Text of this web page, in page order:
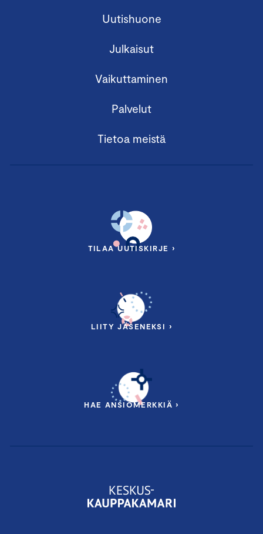
Uutishuone
Julkaisut
Vaikuttaminen
Palvelut
Tietoa meistä
TILAA UUTISKIRJE ›
LIITY JÄSENEKSI ›
HAE ANSIOMERKKIÄ ›